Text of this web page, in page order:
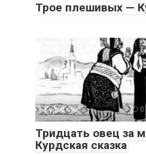
Трое плешивых —
Курдские 0
Тридцать овец за
Курдская сказка